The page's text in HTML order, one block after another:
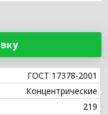
ГОСТ 17378-2001
Концентрические
219